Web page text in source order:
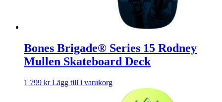
Bones Brigade® Series 15 Rodney
Mullen Skateboard Deck
1 799 kr Lägg till i varukorg